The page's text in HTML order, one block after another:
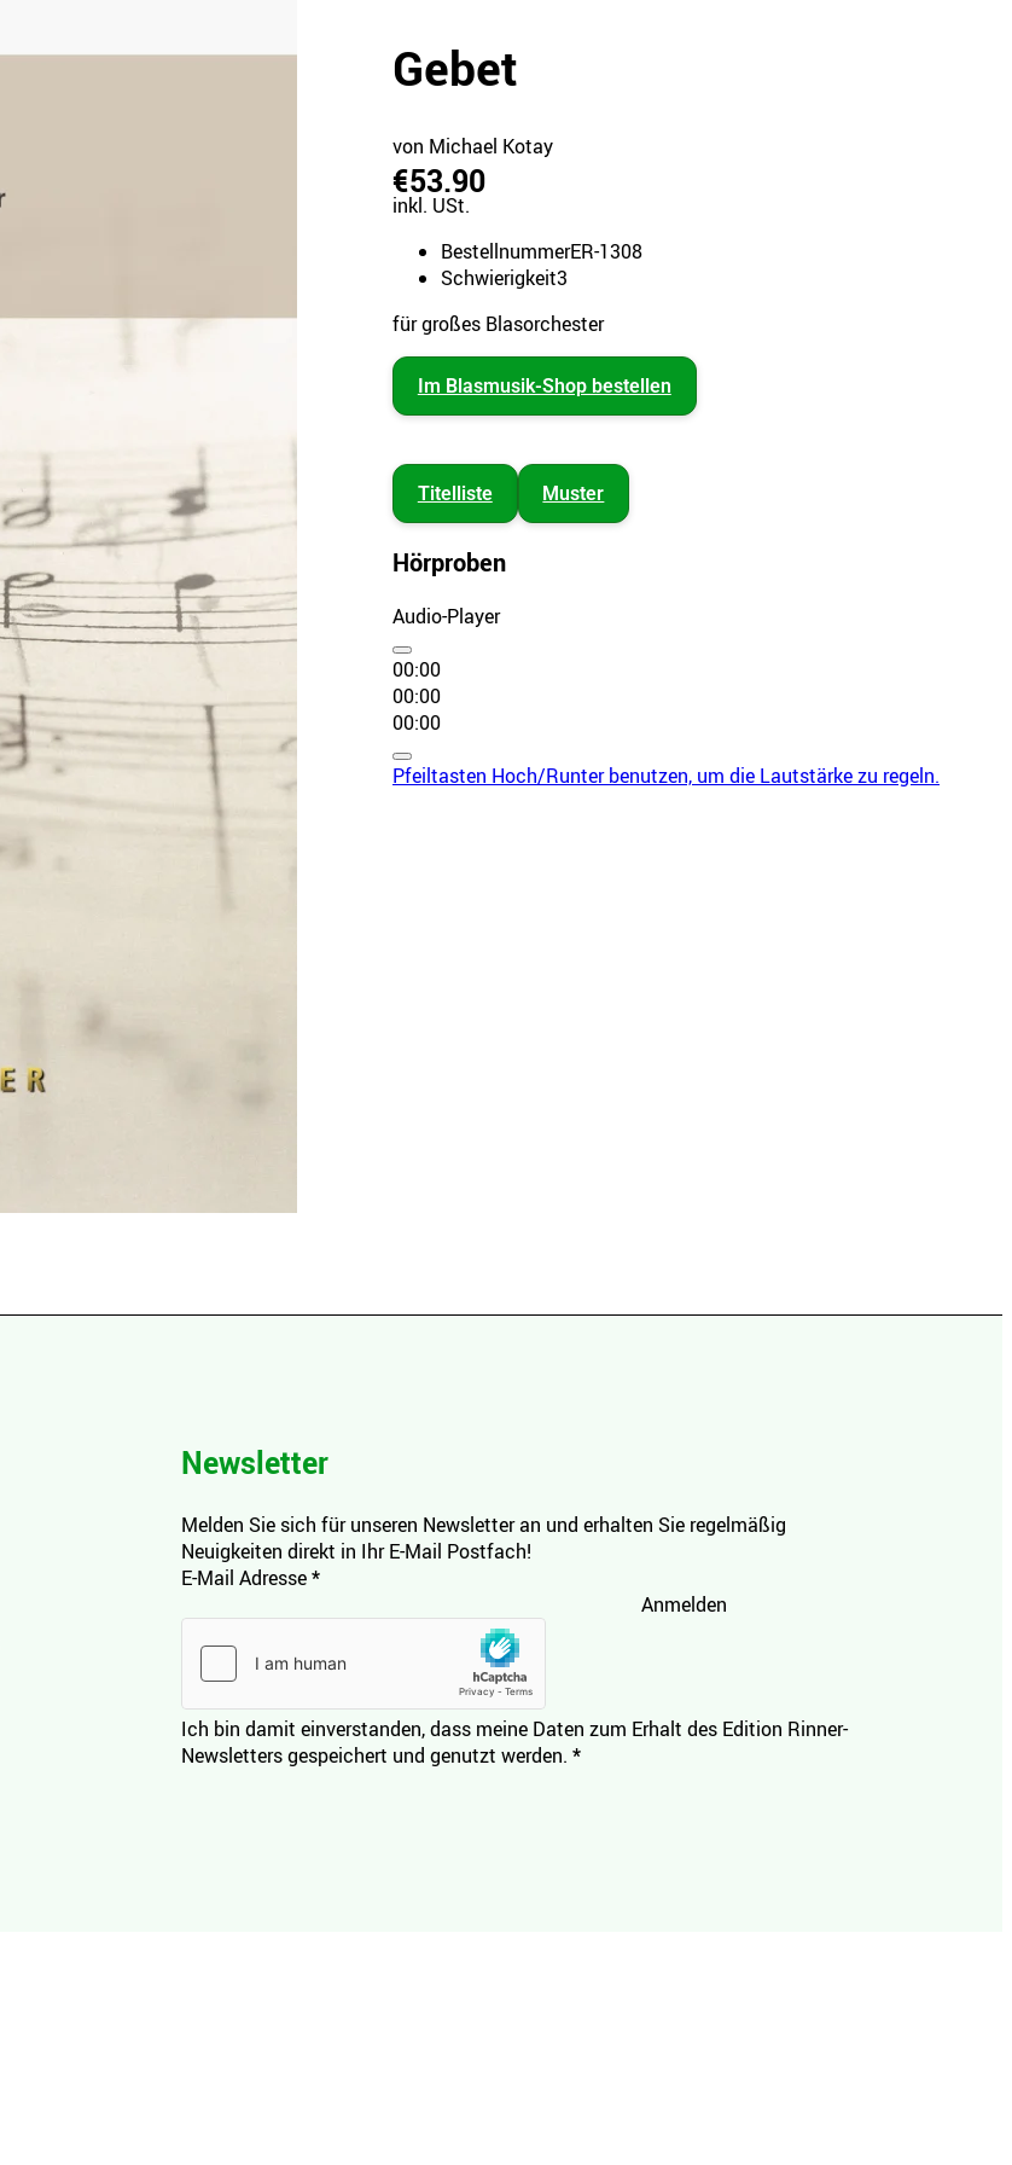
Gebet
von Michael Kotay
€53.90
inkl. USt.
BestellnummerER-1308
Schwierigkeit3
für großes Blasorchester
Im Blasmusik-Shop bestellen
Titelliste Muster
Hörproben
Audio-Player
00:00
00:00
00:00
Pfeiltasten Hoch/Runter benutzen, um die Lautstärke zu regeln.
Newsletter
Melden Sie sich für unseren Newsletter an und erhalten Sie regelmäßig
Neuigkeiten direkt in Ihr E-Mail Postfach!
E-Mail Adresse*
Anmelden
Ich bin damit einverstanden, dass meine Daten zum Erhalt des Edition Rinner-
Newsletters gespeichert und genutzt werden. *